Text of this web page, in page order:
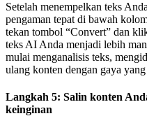
Setelah menempelkan teks
pengaman tepat di bawah
tekan tombol “Convert” dan
teks AI Anda menjadi lebih
mulai menganalisis teks,
ulang konten dengan gaya
Langkah 5: Salin konten
keinginan